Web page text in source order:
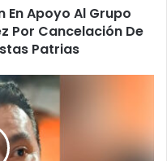
Apoyo Al Grupo
Por Cancelación De
Patrias